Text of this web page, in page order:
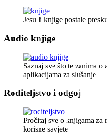
Jesu li knjige postale
Audio knjige
Saznaj sve što te zanima o
aplikacijama za slušanje
Roditeljstvo i odgoj
Pročitaj sve o knjigama za
korisne savjete